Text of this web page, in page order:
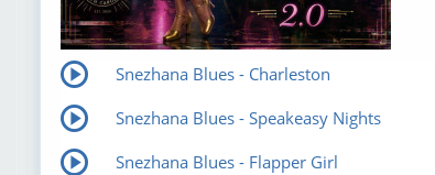
Snezhana Blues - Charleston
Snezhana Blues - Speakeasy Nights
Snezhana Blues - Flapper Girl